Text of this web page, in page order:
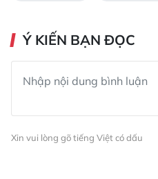
Ý KIẾN BẠN ĐỌC
Xin vui lòng gõ tiếng Việt có dấu